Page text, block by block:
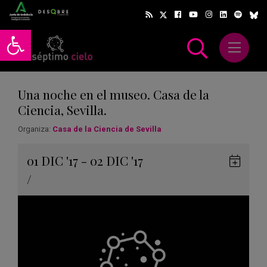
Abrir barra de herramientas
Abrir
Una noche en el museo. Casa de la
Ciencia, Sevilla.
Organiza: Casa de la Ciencia de Sevilla
01 DIC '17 - 02 DIC '17
/